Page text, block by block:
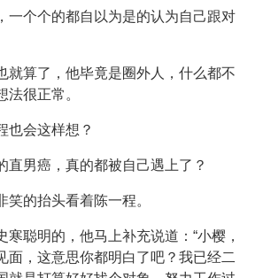
一个个的都自以为是的认为自己跟对
就算了，他毕竟是圈外人，什么都不
法很正常。
也会这样想？
直男癌，真的都被自己遇上了？
笑的抬头看着陈一程。
寒聪明的，他马上补充说道：“小樱，
面，这意思你都明白了吧？我已经二